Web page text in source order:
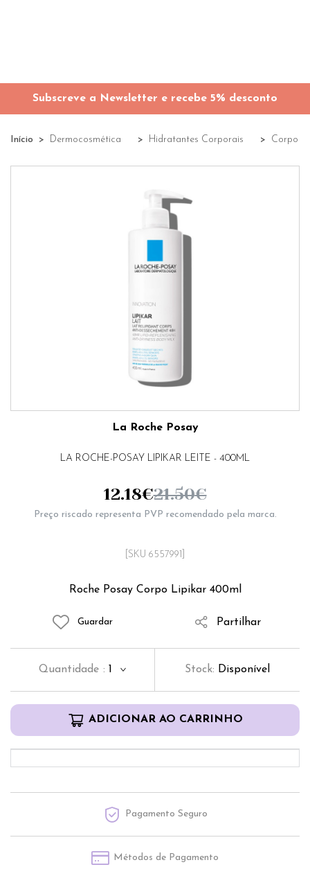
Subscreve a Newsletter e recebe 5% desconto
Início Dermocosmética Hidratantes Corporais Corpo
La Roche Posay
LA ROCHE-POSAY LIPIKAR LEITE - 400ML
Roche Posay Corpo Lipikar 400ml
[SKU 6557991]
12.18€21.50€
Preço riscado representa PVP recomendado pela marca.
Guardar Partilhar
Quantidade : 1 Stock: Disponível
ADICIONAR AO CARRINHO
Pagamento Seguro
Métodos de Pagamento